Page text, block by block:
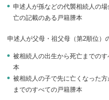
申述人が孫などの代襲相続人の
亡の記載のある戸籍謄本
申述人が父母・祖父母（第2順位）
被相続人の出生から死亡までの
本
被相続人の子で先に亡くなった
までのすべての戸籍謄本